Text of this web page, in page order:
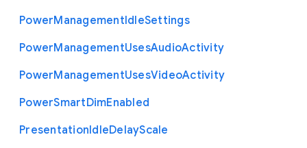
PowerManagementIdleSettings
PowerManagementUsesAudioActivity
PowerManagementUsesVideoActivity
PowerSmartDimEnabled
PresentationIdleDelayScale